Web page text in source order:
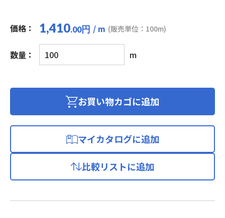
価格： 1,410.00円 / m (販売単位：100m)
数量：
ビ
ニ
キ
丸
コ
m
お買い物カゴに追加
マイカタログに追加
比較リストに追加